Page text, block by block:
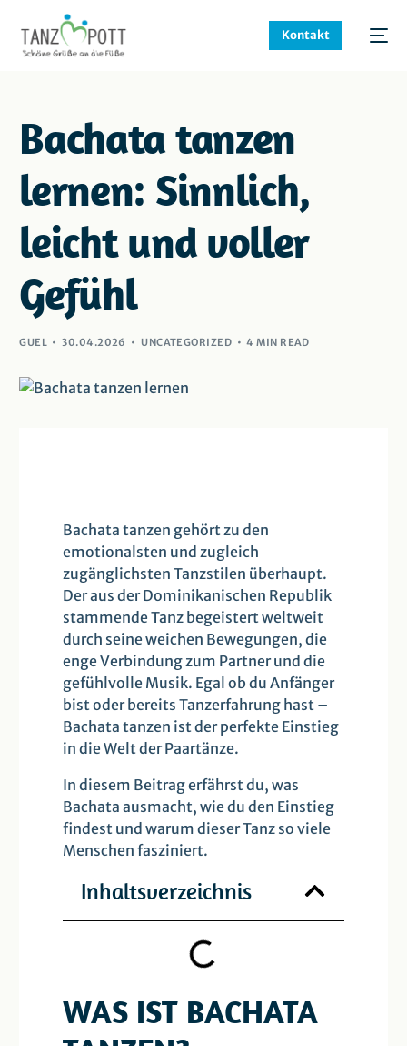
Kontakt
Bachata tanzen
lernen: Sinnlich,
leicht und voller
Gefühl
GUEL 30.04.2026 UNCATEGORIZED 4 MIN READ
Bachata tanzen gehört zu den
emotionalsten und zugleich
zugänglichsten Tanzstilen überhaupt.
Der aus der Dominikanischen Republik
stammende Tanz begeistert weltweit
durch seine weichen Bewegungen, die
enge Verbindung zum Partner und die
gefühlvolle Musik. Egal ob du Anfänger
bist oder bereits Tanzerfahrung hast –
Bachata tanzen ist der perfekte Einstieg
in die Welt der Paartänze.
In diesem Beitrag erfährst du, was
Bachata ausmacht, wie du den Einstieg
findest und warum dieser Tanz so viele
Menschen fasziniert.
Inhaltsverzeichnis
WAS IST BACHATA